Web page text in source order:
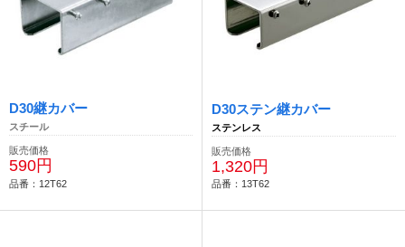
D30継カバー
スチール
販売価格
590円
品番：12T62
D30ステン継カバー
ステンレス
販売価格
1,320円
品番：13T62